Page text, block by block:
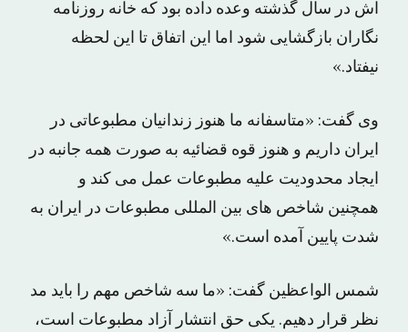
اش در سال گذشته وعده داده بود که خانه روزنامه
نگاران بازگشایی شود اما این اتفاق تا این لحظه
نیفتاد.»
وی گفت: «متاسفانه ما هنوز زندانیان مطبوعاتی در
ایران داریم و هنوز قوه قضائیه به صورت همه جانبه در
ایجاد محدودیت علیه مطبوعات عمل می کند و
همچنین شاخص های بین المللی مطبوعات در ایران به
شدت پایین آمده است.»
شمس الواعظین گفت: «ما سه شاخص مهم را باید مد
نظر قرار دهیم. یکی حق انتشار آزاد مطبوعات است،